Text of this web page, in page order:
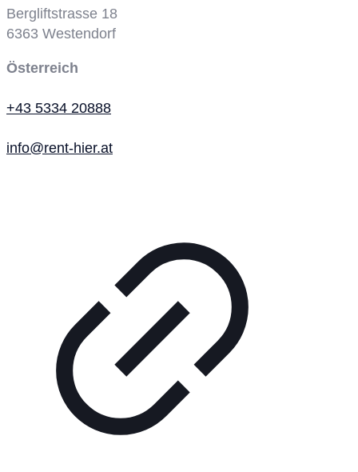
Bergliftstrasse 18
6363 Westendorf
Österreich
+43 5334 20888
info@rent-hier.at